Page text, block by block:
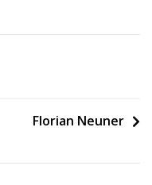
Florian Neuner